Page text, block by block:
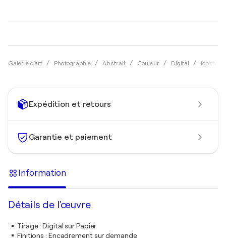
Galerie d'art Photographie Abstrait Couleur Digital Igor
Expédition et retours
Garantie et paiement
Information
Détails de l'œuvre
Tirage:Digital sur Papier
Finitions : Encadrement sur demande